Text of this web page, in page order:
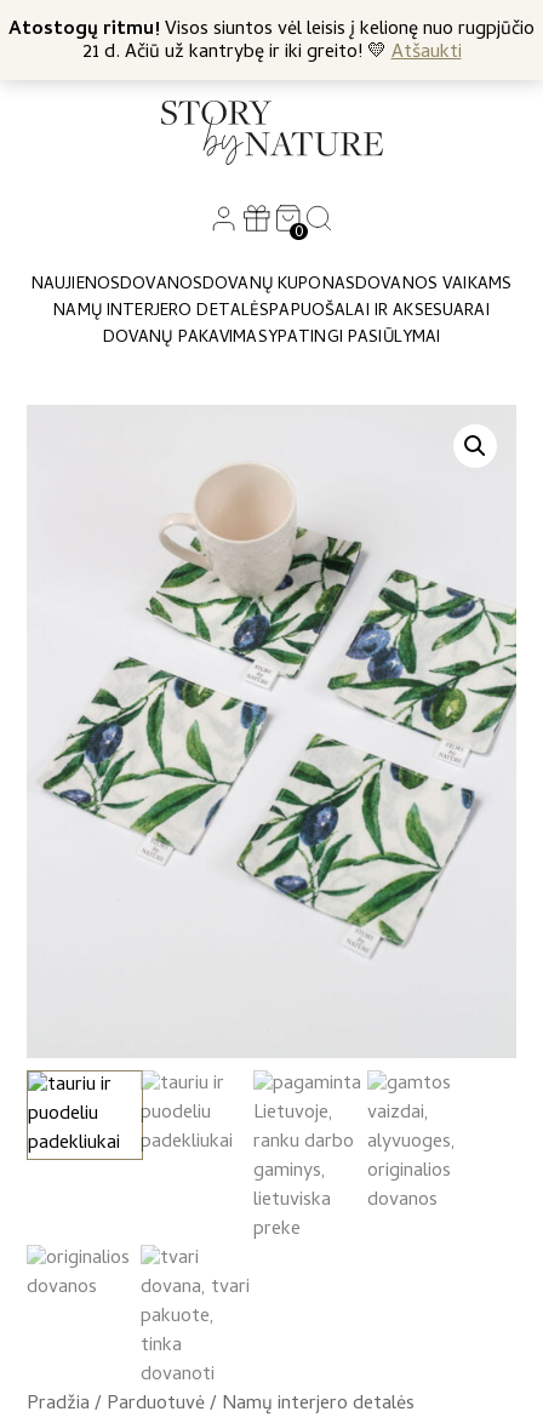
Atostogų ritmu!Visos siuntos vėl leisis į kelionę nuo rugpjūčio
21 d. Ačiū už kantrybę ir iki greito! 💛Atšaukti
Nemokamas siuntimas nuo 45 Eur +370 682 57369
0
NAUJIENOSDOVANOSDOVANŲ KUPONASDOVANOS VAIKAMS
NAMŲ INTERJERO DETALĖSPAPUOŠALAI IR AKSESUARAI
DOVANŲ PAKAVIMASYPATINGI PASIŪLYMAI
Pradžia/Parduotuvė/Namų interjero detalės
/